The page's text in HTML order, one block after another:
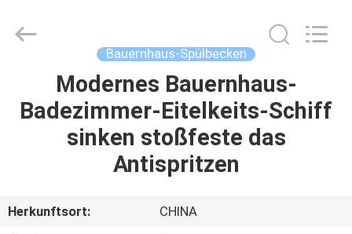
HAUS
PRODUKTE
UNS
Bauernhaus-Spülbecken
Modernes Bauernhaus-
Badezimmer-Eitelkeits-Schiff
sinken stoßfeste das
Antispritzen
Herkunftsort:
CHINA